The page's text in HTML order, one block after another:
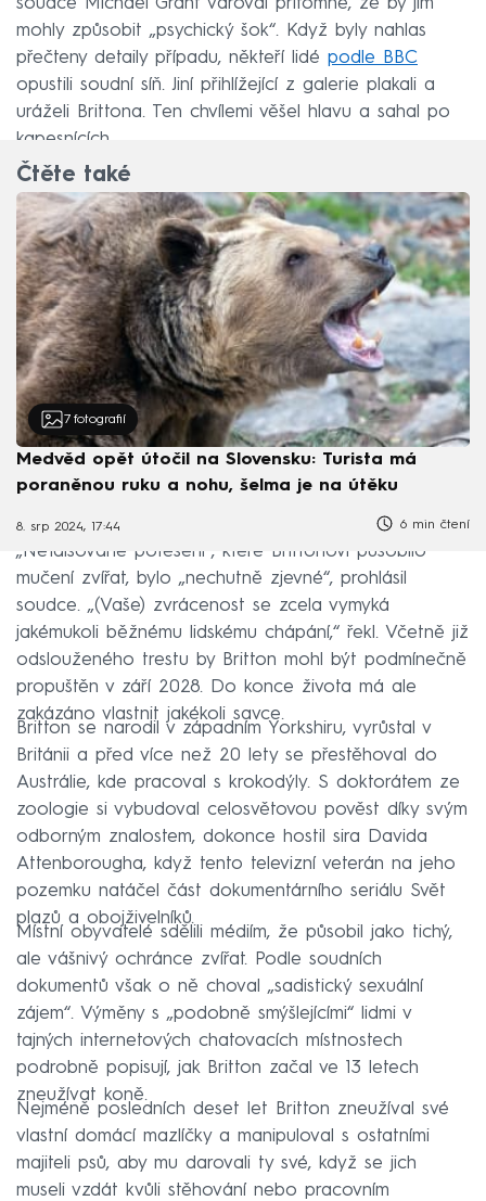
soudce Michael Grant varoval přítomné, že by jim
mohly způsobit „psychický šok“. Když byly nahlas
přečteny detaily případu, někteří lidé podle BBC
opustili soudní síň. Jiní přihlížející z galerie plakali a
uráželi Brittona. Ten chvílemi věšel hlavu a sahal po
kapesnících.
Čtěte také
7 fotografií
Medvěd opět útočil na Slovensku: Turista má
poraněnou ruku a nohu, šelma je na útěku
8. srp 2024, 17:44 6 min čtení
„Nefalšované potěšení“, které Brittonovi působilo
mučení zvířat, bylo „nechutně zjevné“, prohlásil
soudce. „(Vaše) zvrácenost se zcela vymyká
jakémukoli běžnému lidskému chápání,“ řekl. Včetně již
odslouženého trestu by Britton mohl být podmínečně
propuštěn v září 2028. Do konce života má ale
zakázáno vlastnit jakékoli savce.
Britton se narodil v západním Yorkshiru, vyrůstal v
Británii a před více než 20 lety se přestěhoval do
Austrálie, kde pracoval s krokodýly. S doktorátem ze
zoologie si vybudoval celosvětovou pověst díky svým
odborným znalostem, dokonce hostil sira Davida
Attenborougha, když tento televizní veterán na jeho
pozemku natáčel část dokumentárního seriálu Svět
plazů a obojživelníků.
Místní obyvatelé sdělili médiím, že působil jako tichý,
ale vášnivý ochránce zvířat. Podle soudních
dokumentů však o ně choval „sadistický sexuální
zájem“. Výměny s „podobně smýšlejícími“ lidmi v
tajných internetových chatovacích místnostech
podrobně popisují, jak Britton začal ve 13 letech
zneužívat koně.
Nejméně posledních deset let Britton zneužíval své
vlastní domácí mazlíčky a manipuloval s ostatními
majiteli psů, aby mu darovali ty své, když se jich
museli vzdát kvůli stěhování nebo pracovním